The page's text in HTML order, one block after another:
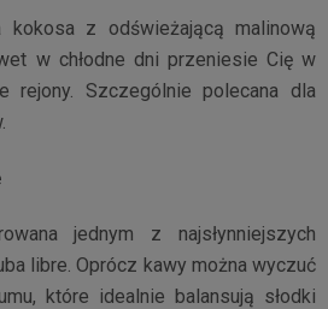
kokosa z odświeżającą malinową
w chłodne dni przeniesie Cię w
rejony. Szczególnie polecana dla
jednym z najsłynniejszych
libre. Oprócz kawy można wyczuć
które idealnie balansują słodki